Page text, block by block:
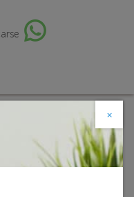
×
Descuento web